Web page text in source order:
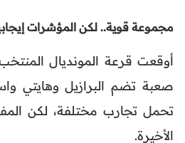
مجموعة قوية.. لكن المؤشرات
أوقعت قرعة المونديال
صعبة تضم البرازيل وهايتي
تحمل تجارب مختلفة، لكن
الأخيرة.